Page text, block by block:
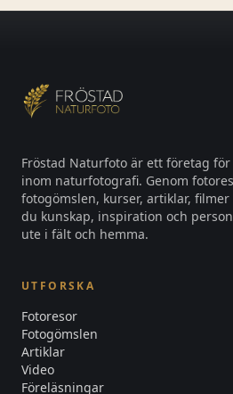
Fröstad Naturfoto är ett företag
inom naturfotografi. Genom
fotogömslen, kurser, artiklar,
du kunskap, inspiration och
ute i fält och hemma.
UTFORSKA
Fotoresor
Fotogömslen
Artiklar
Video
Föreläsningar